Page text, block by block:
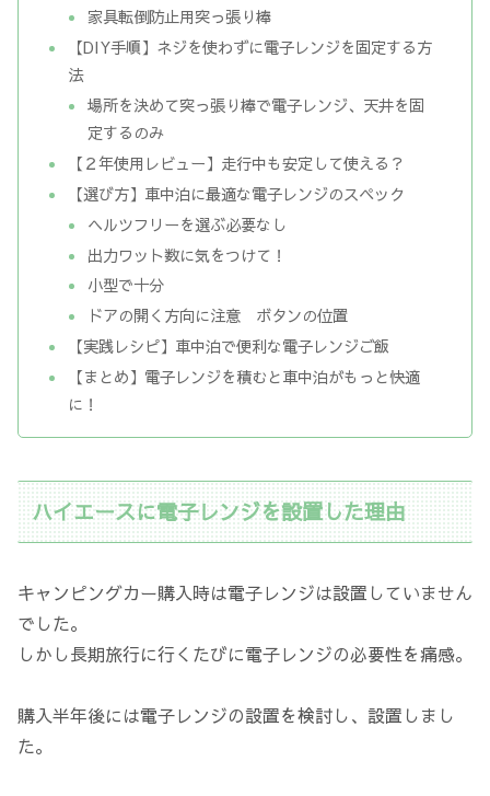
家具転倒防止用突っ張り棒
【DIY手順】ネジを使わずに電子レンジを固定する方
法
場所を決めて突っ張り棒で電子レンジ、天井を固
定するのみ
【２年使用レビュー】走行中も安定して使える？
【選び方】車中泊に最適な電子レンジのスペック
ヘルツフリーを選ぶ必要なし
出力ワット数に気をつけて！
小型で十分
ドアの開く方向に注意 ボタンの位置
【実践レシピ】車中泊で便利な電子レンジご飯
【まとめ】電子レンジを積むと車中泊がもっと快適
に！
ハイエースに電子レンジを設置した理由
キャンピングカー購入時は電子レンジは設置していません
でした。
しかし長期旅行に行くたびに電子レンジの必要性を痛感。
購入半年後には電子レンジの設置を検討し、設置しまし
た。